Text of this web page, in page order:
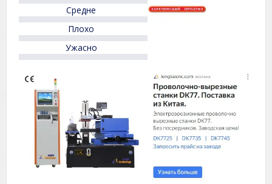
5
Средне
Плохо
Ужасно